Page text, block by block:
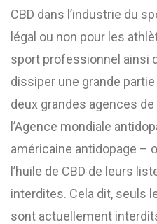
CBD dans l’industrie du
légal ou non pour les
sport professionnel ainsi
dissiper une grande
deux grandes agences
l’Agence mondiale
américaine antidopage –
l’huile de CBD de leurs
interdites. Cela dit, seuls
sont actuellement